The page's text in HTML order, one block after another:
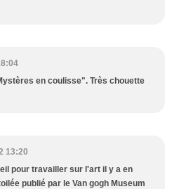
en coulisse". Très chouette
13:20
pour travailler sur l'art il y a en
publié par le Van gogh Museum